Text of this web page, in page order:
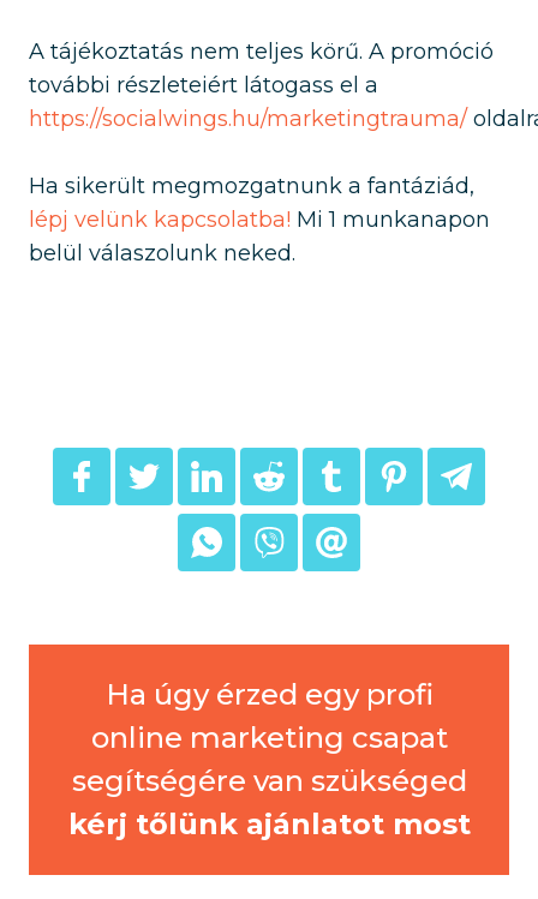
A tájékoztatás nem teljes körű. A promóció
további részleteiért látogass el a
https://socialwings.hu/marketingtrauma/
Ha sikerült megmozgatnunk a fantáziád,
lépj velünk kapcsolatba! Mi 1 munkanapon
belül válaszolunk neked.
Ha úgy érzed egy profi
online marketing csapat
segítségére van szükséged
kérj tőlünk ajánlatot most